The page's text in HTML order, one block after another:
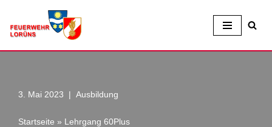
Zum
3. Mai 2023 Ausbildung
Startseite » Lehrgang 60Plus